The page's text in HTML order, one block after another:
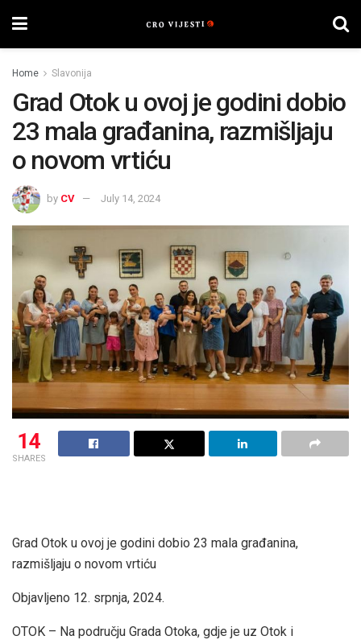
Home Slavonija
Grad Otok u ovoj je godini dobio
23 mala građanina, razmišljaju
o novom vrtiću
by CV July 14, 2024
14
SHARES
Grad Otok u ovoj je godini dobio 23 mala građanina,
razmišljaju o novom vrtiću
Objavljeno 12. srpnja, 2024.
OTOK – Na području Grada Otoka, gdje je uz Otok i